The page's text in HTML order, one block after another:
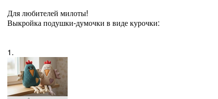
Для любителей милоты!
Выкройка подушки-думочки в виде курочки:
1.